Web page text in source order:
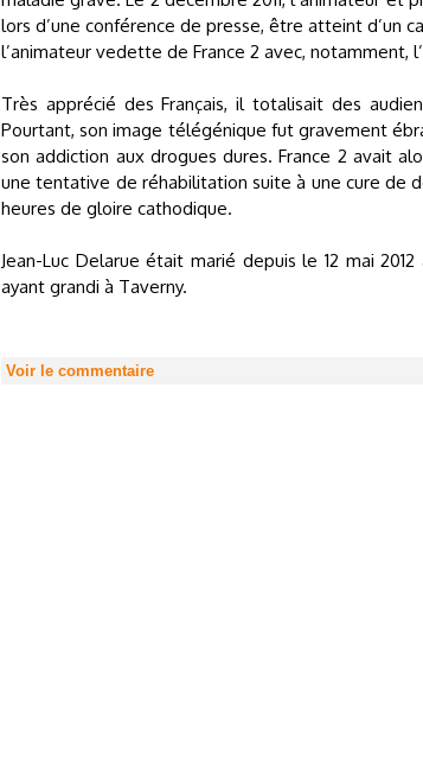
lors d’une conférence de presse, être atteint d’un
l’animateur vedette de France 2 avec, notamment,
Très apprécié des Français, il totalisait des
Pourtant, son image télégénique fut gravement
son addiction aux drogues dures. France 2 avait
une tentative de réhabilitation suite à une cure de
heures de gloire cathodique.
Jean-Luc Delarue était marié depuis le 12 mai
ayant grandi à Taverny.
Voir le commentaire